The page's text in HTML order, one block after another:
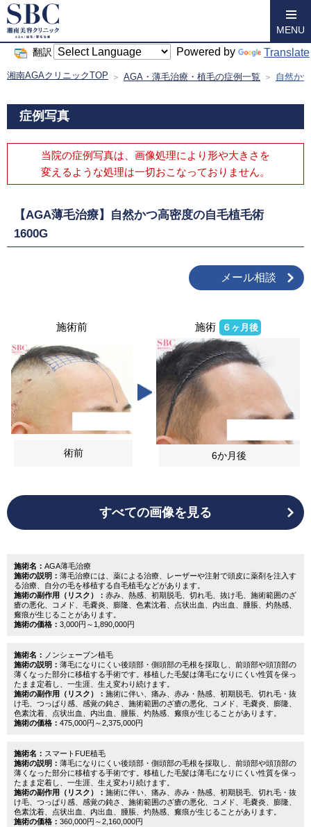
翻訳 Powered by Translate
MENU
湘南AGAクリニックTOP AGA・薄毛治療・植毛の症例一覧 自然か
症例写真
当院の症例写真は、画像処理により形や大きさを
変えるような処理は一切おこなっておりません。
【AGA薄毛治療】自然かつ高密度の自毛植毛術
1600G
メール相談
施術前
術前
施術 ６ヶ月後
6か月後
すべての画像を見る
施術名： AGA薄毛治療
施術の説明： 薄毛治療には、薬による治療、レーザーや注射で頭皮に薬剤を注入す
る治療、自分の毛を移植する自毛植毛などがあります。
施術の副作用（リスク）： 赤み、熱感、初期脱毛、切れ毛、抜け毛、施術範囲のざ
瘡の悪化、コメド、毛嚢炎、膨隆、色素沈着、点状出血、内出血、腫脹、灼熱感、
瘢痕が生じることがあります。
施術の価格： 3,000円～1,890,000円
施術名： ノンシェーブン植毛
施術の説明： 薄毛になりにくい後頭部・側頭部の毛根を採取し、前頭部や頭頂部の
薄くなった部分に移植する手術です。移植した毛髪は薄毛になりにくい性質を保っ
たまま定着し、一生涯、生え変わり続けます。
施術の副作用（リスク）： 施術に伴い、痛み、赤み・熱感、初期脱毛、切れ毛・抜
け毛、つっぱり感、感覚の鈍さ、施術範囲のざ瘡の悪化、コメド、毛嚢炎、膨隆、
色素沈着、点状出血、内出血、腫脹、灼熱感、瘢痕が生じることがあります。
施術の価格： 475,000円～2,375,000円
施術名： スマートFUE植毛
施術の説明： 薄毛になりにくい後頭部・側頭部の毛根を採取し、前頭部や頭頂部の
薄くなった部分に移植する手術です。移植した毛髪は薄毛になりにくい性質を保っ
たまま定着し、一生涯、生え変わり続けます。
施術の副作用（リスク）： 施術に伴い、痛み、赤み・熱感、初期脱毛、切れ毛・抜
け毛、つっぱり感、感覚の鈍さ、施術範囲のざ瘡の悪化、コメド、毛嚢炎、膨隆、
色素沈着、点状出血、内出血、腫脹、灼熱感、瘢痕が生じることがあります。
施術の価格： 360,000円～2,160,000円